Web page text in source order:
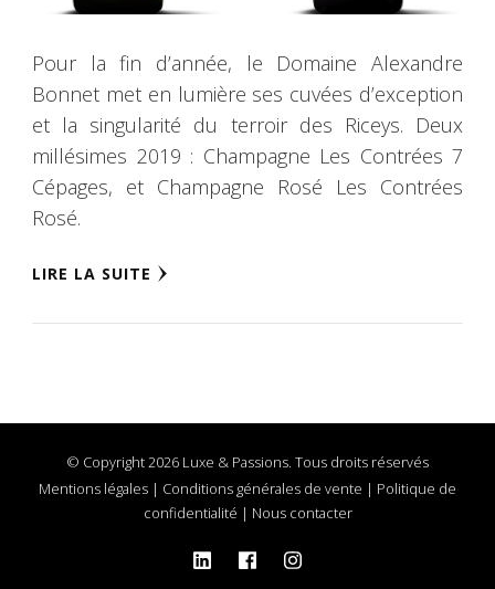
Pour la fin d’année, le Domaine Alexandre
Bonnet met en lumière ses cuvées d’exception
et la singularité du terroir des Riceys. Deux
millésimes 2019 : Champagne Les Contrées 7
Cépages, et Champagne Rosé Les Contrées
Rosé.
LIRE LA SUITE
© Copyright 2026 Luxe & Passions. Tous droits réservés
Mentions légales | Conditions générales de vente | Politique de
confidentialité | Nous contacter